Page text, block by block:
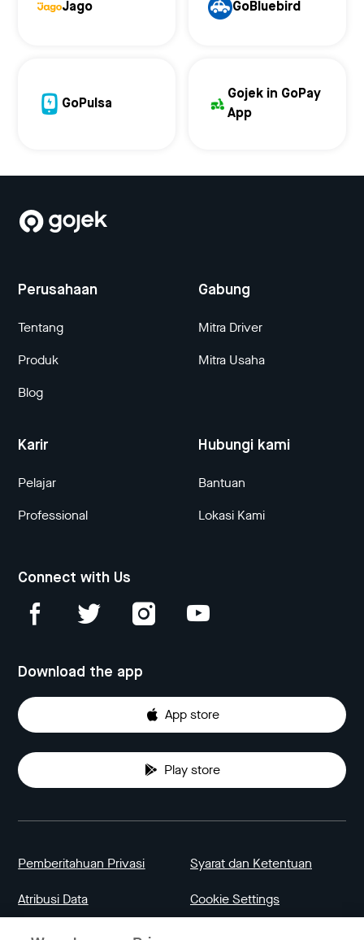
Jago GoBluebird
GoPulsa
Gojek in GoPay
App
Perusahaan
Tentang
Produk
Blog
Gabung
Mitra Driver
Mitra Usaha
Karir
Pelajar
Professional
Hubungi kami
Bantuan
Lokasi Kami
Connect with Us
Download the app
App store
Play store
Pemberitahuan Privasi Syarat dan Ketentuan
Atribusi Data Cookie Settings